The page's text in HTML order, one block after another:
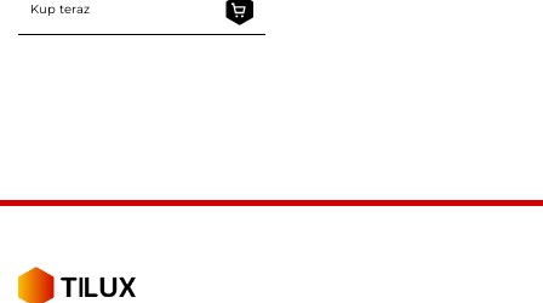
Kup teraz